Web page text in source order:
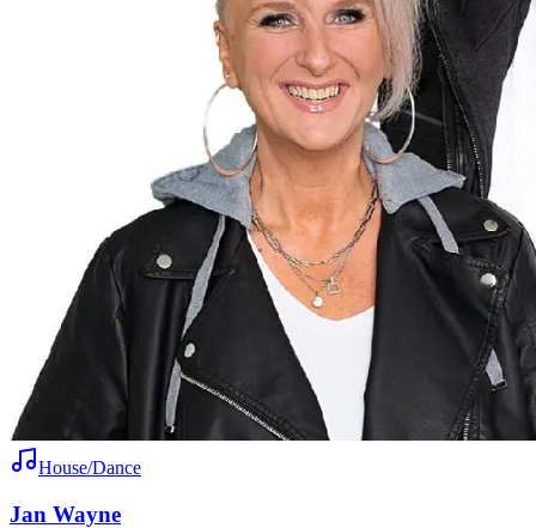
House/Dance
Jan Wayne